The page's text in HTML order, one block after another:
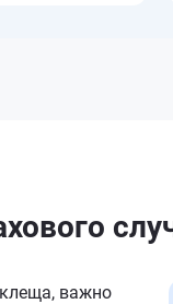
клеща, важно